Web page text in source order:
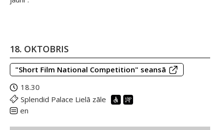
18. OKTOBRIS
"Short Film National Competition" seansā
18.30
Splendid Palace Lielā zāle
en